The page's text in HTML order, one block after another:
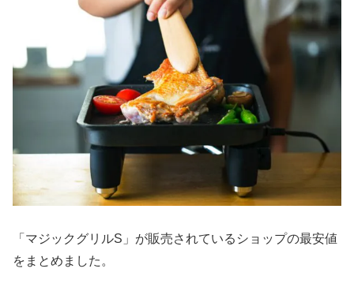
「マジックグリルS」が販売されているショップの最安値
をまとめました。